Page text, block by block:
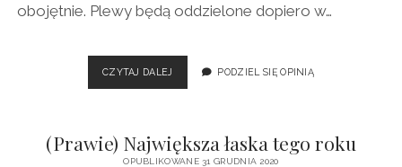
obojętnie. Plewy będą oddzielone dopiero w…
CZYTAJ DALEJ DOSYĆ
WYRYWANIA
PODZIEL SIĘ OPINIĄ
(Prawie) Największa łaska tego roku
OPUBLIKOWANE 31 GRUDNIA 2020